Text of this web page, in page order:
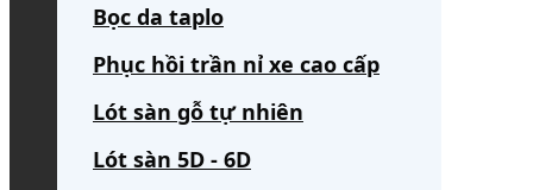
Bọc da taplo
Phục hồi trần nỉ xe cao cấp
Lót sàn gỗ tự nhiên
Lót sàn 5D - 6D